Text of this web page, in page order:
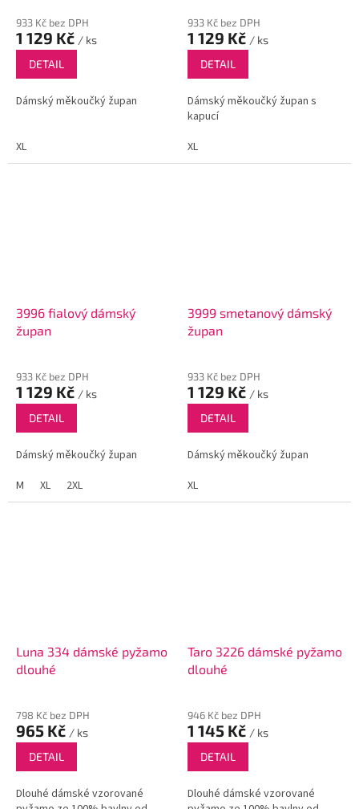
933 Kč bez DPH
1 129 Kč / ks
DETAIL
Dámský měkoučký župan
XL
933 Kč bez DPH
1 129 Kč / ks
DETAIL
Dámský měkoučký župan s
kapucí
XL
3996 fialový dámský
župan
933 Kč bez DPH
1 129 Kč / ks
DETAIL
Dámský měkoučký župan
M
XL 2XL
3999 smetanový dámský
župan
933 Kč bez DPH
1 129 Kč / ks
DETAIL
Dámský měkoučký župan
XL
Luna 334 dámské pyžamo
dlouhé
798 Kč bez DPH
965 Kč / ks
DETAIL
Dlouhé dámské vzorované
Taro 3226 dámské pyžamo
dlouhé
946 Kč bez DPH
1 145 Kč / ks
DETAIL
Dlouhé dámské vzorované